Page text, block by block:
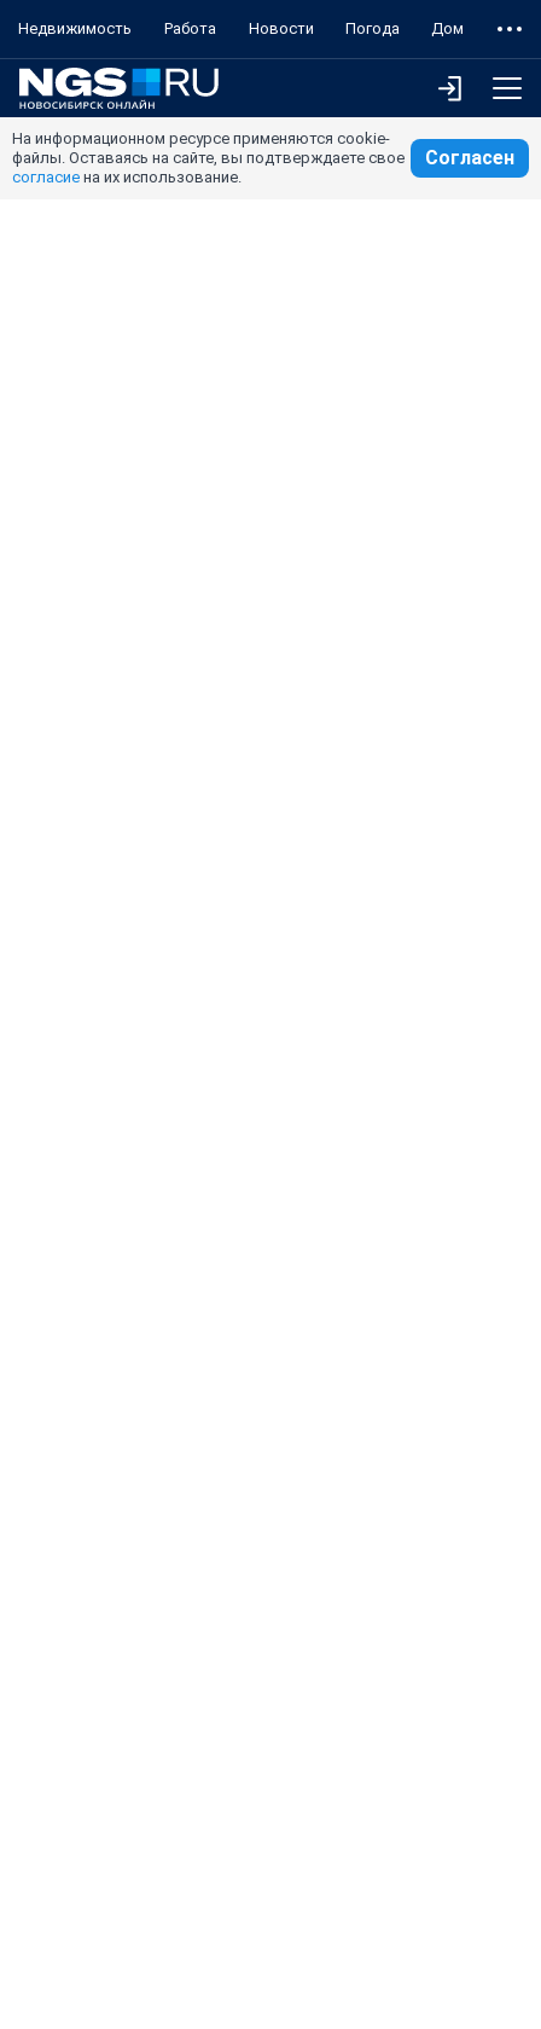
Недвижимость Работа Новости Погода Дом
На информационном ресурсе применяются cookie-
файлы. Оставаясь на сайте, вы подтверждаете свое
согласие на их использование.
Согласен